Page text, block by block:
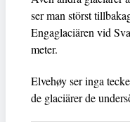
ser man störst
Engaglaciären vid
meter.
Elvehøy ser inga
de glaciärer de